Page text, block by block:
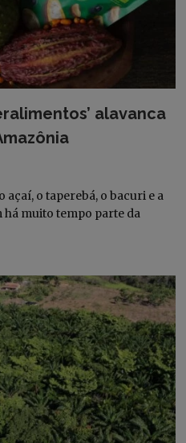
alavanca
açaí, o taperebá, o bacuri e a
muito tempo parte da